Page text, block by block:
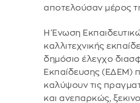
αποτελούσαν μέρος
Η Ένωση
καλλιτεχνικής
δημόσιο έλεγχο
Εκπαίδευσης (ΕΔΕΜ)
καλύψουν τις
και ανεπαρκώς,